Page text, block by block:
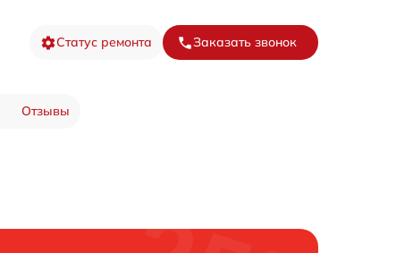
Статус ремонта Заказать звонок
Отзывы